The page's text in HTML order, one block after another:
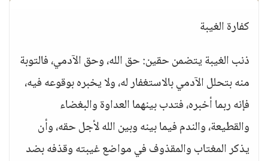
كفارة الغيبة
ذنب الغيبة يتضمن حقين: حق الله، وحق الآدمي، فالتوبة
منه بتحلل الآدمي بالاستغفار له، ولا يخبره بوقوعه فيه،
فإنه ربما أخبره، فتدب بينهما العداوة والبغضاء
والقطيعة، والندم فيما بينه وبين الله لأجل حقه، وأن
يذكر المغتاب والمقذوف في مواضع غيبته وقذفه بضد